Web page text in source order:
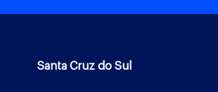
Santa Cruz do Sul